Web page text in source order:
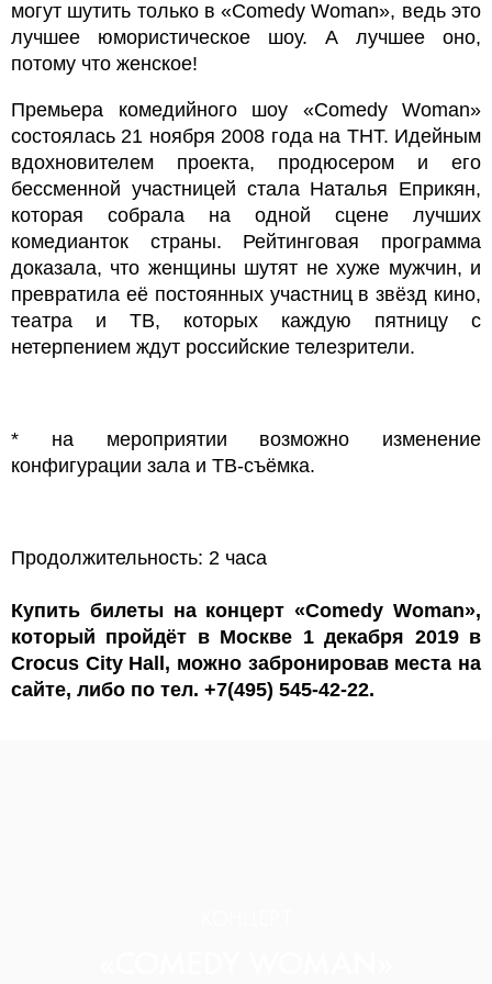
могут шутить только в «Comedy Woman», ведь это
лучшее юмористическое шоу. А лучшее оно,
потому что женское!
Премьера комедийного шоу «Comedy Woman»
состоялась 21 ноября 2008 года на ТНТ. Идейным
вдохновителем проекта, продюсером и его
бессменной участницей стала Наталья Еприкян,
которая собрала на одной сцене лучших
комедианток страны. Рейтинговая программа
доказала, что женщины шутят не хуже мужчин, и
превратила её постоянных участниц в звёзд кино,
театра и ТВ, которых каждую пятницу с
нетерпением ждут российские телезрители.
* на мероприятии возможно изменение
конфигурации зала и ТВ-съёмка.
Продолжительность: 2 часа
Купить билеты на концерт «Comedy Woman»,
который пройдёт в Москве 1 декабря 2019 в
Crocus City Hall, можно забронировав места на
сайте, либо по тел. +7(495) 545-42-22.